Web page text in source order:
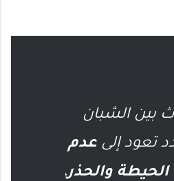
بين الشبان
تعود إلى عدم
الحيطة والحذر،